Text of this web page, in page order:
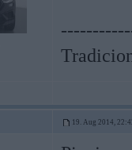
19. Aug 2014,